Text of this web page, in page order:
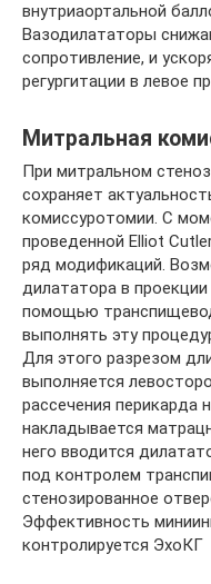
внутриаортальной
Вазодилататоры
сопротивление, и
регургитации в левое
Митральная
При митральном
сохраняет
комиссуротомии. С
проведенной Elliot
ряд модификаций.
дилататора в
помощью
выполнять эту
Для этого разрезом
выполняется
рассечения перикарда
накладывается
него вводится
под контролем
стенозированное
Эффективность
контролируется ЭхоКГ